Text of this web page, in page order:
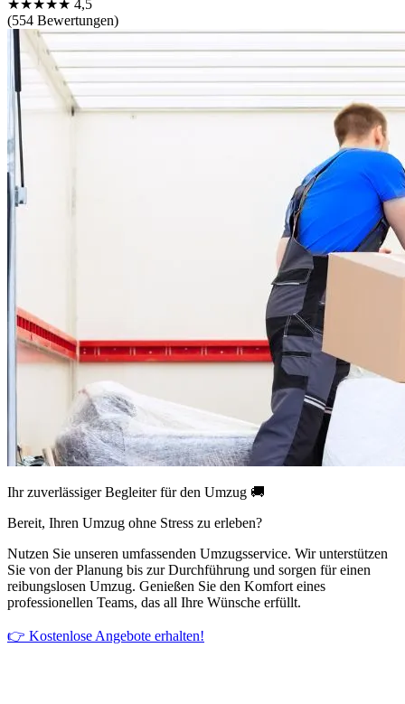
★★★★★ 4,5
(554 Bewertungen)
Ihr zuverlässiger Begleiter für den Umzug 🚚
Bereit, Ihren Umzug ohne Stress zu erleben?
Nutzen Sie unseren umfassenden Umzugsservice. Wir unterstützen
Sie von der Planung bis zur Durchführung und sorgen für einen
reibungslosen Umzug. Genießen Sie den Komfort eines
professionellen Teams, das all Ihre Wünsche erfüllt.
👉 Kostenlose Angebote erhalten!